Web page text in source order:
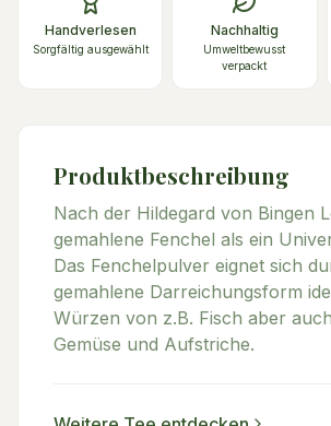
Handverlesen
Sorgfältig ausgewählt
Nachhaltig
Umweltbewusst
verpackt
Produktbeschreibung
Nach der Hildegard von Bingen
gemahlene Fenchel als ein
Das Fenchelpulver eignet sich
gemahlene Darreichungsform
Würzen von z.B. Fisch aber
Gemüse und Aufstriche.